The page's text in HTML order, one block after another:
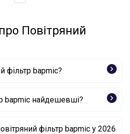
Повітряний
фільтр bapmic?
bapmic найдешевші?
фільтр bapmic у 2026